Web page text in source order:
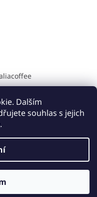
Dalším
souhlas s jejich
.
. Všechna práva